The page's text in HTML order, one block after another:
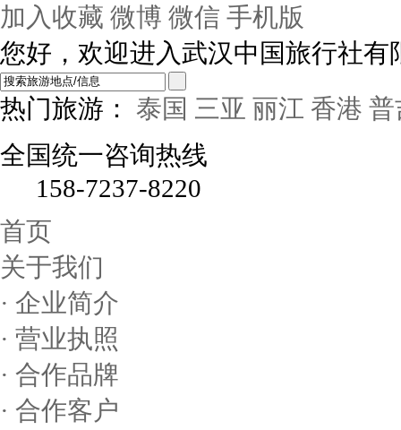
加入收藏 微博 微信 手机版
您好，欢迎进入武汉中国旅行社
热门旅游：
泰国 三亚 丽江 香港 普
全国统一咨询热线
158-7237-8220
首页
关于我们
· 企业简介
· 营业执照
· 合作品牌
· 合作客户